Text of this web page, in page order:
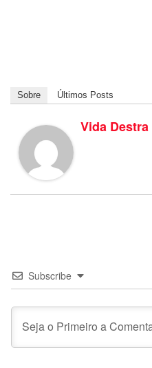
Sobre Últimos Posts
Vida
Subscribe